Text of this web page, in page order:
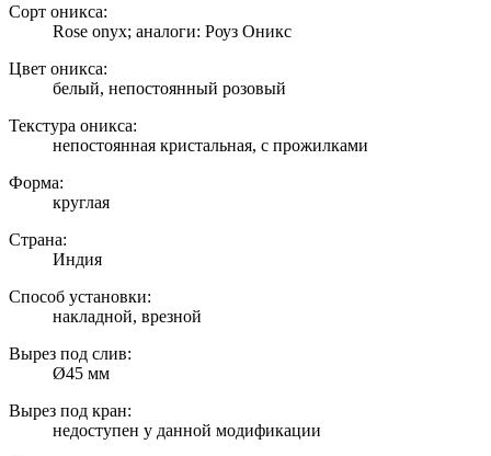
Сорт оникса:
Rose onyx; аналоги: Роуз Оникс
Цвет оникса:
белый, непостоянный розовый
Текстура оникса:
непостоянная кристальная, с прожилками
Форма:
круглая
Страна:
Индия
Способ установки:
накладной, врезной
Вырез под слив:
Ø45 мм
Вырез под кран:
недоступен у данной модификации